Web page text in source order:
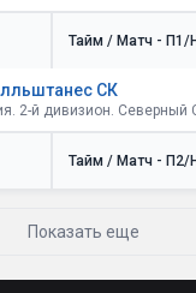
Тайм / Матч - П1/
СК
2-й дивизион. Северный
Тайм / Матч - П2/
Показать еще